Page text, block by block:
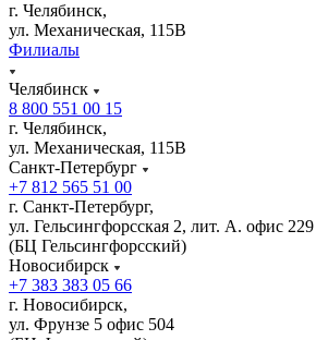
г. Челябинск,
ул. Механическая, 115В
Филиалы
Челябинск
8 800 551 00 15
г. Челябинск,
ул. Механическая, 115В
Санкт-Петербург
+7 812 565 51 00
г. Санкт-Петербург,
ул. Гельсингфорсская 2, лит. А. офис 229
(БЦ Гельсингфорсский)
Новосибирск
+7 383 383 05 66
г. Новосибирск,
ул. Фрунзе 5 офис 504